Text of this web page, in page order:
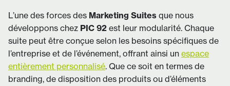
L’une des forces des Marketing Suites que nous
développons chez PIC 92 est leur modularité. Chaque
suite peut être conçue selon les besoins spécifiques de
l’entreprise et de l’événement, offrant ainsi un espace
entièrement personnalisé. Que ce soit en termes de
branding, de disposition des produits ou d’éléments